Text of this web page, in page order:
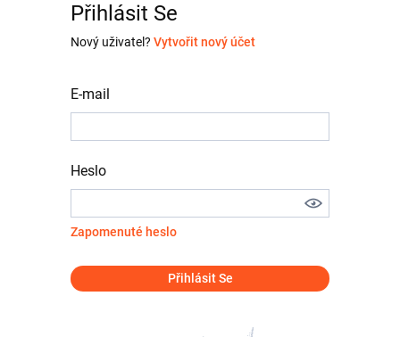
Přihlásit Se
Nový uživatel? Vytvořit nový účet
E-mail
Heslo
Zapomenuté heslo
Přihlásit Se